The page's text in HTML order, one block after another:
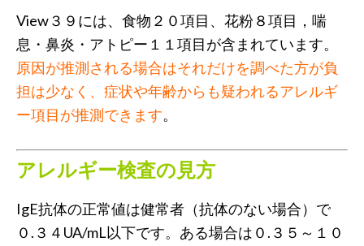
View３９には、食物２０項目、花粉８項目，喘
息・鼻炎・アトピー１１項目が含まれています。
原因が推測される場合はそれだけを調べた方が負
担は少なく、症状や年齢からも疑われるアレルギ
ー項目が推測できます。
アレルギー検査の見方
IgE抗体の正常値は健常者（抗体のない場合）で
０.３４UA/mL以下です。ある場合は０.３５～１０